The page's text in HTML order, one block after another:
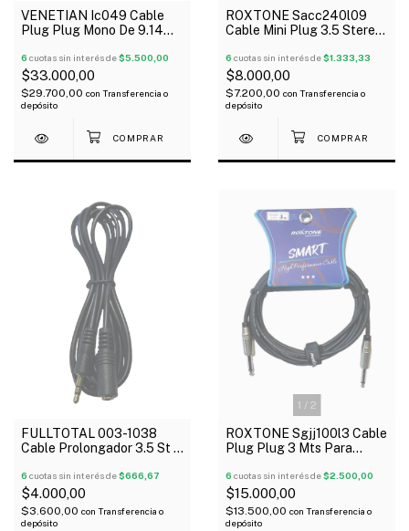
VENETIAN Ic049 Cable
Plug Plug Mono De 9.14
6 cuotas sin interés de$5.500,00
$33.000,00
$29.700,00 con Transferencia o
depósito
ROXTONE Sacc240l09
Cable Mini Plug 3.5 Stereo
6 cuotas sin interés de$1.333,33
$8.000,00
$7.200,00 con Transferencia o
depósito
FULLTOTAL 003-1038
Cable Prolongador 3.5 St A
Extensión
6 cuotas sin interés de$666,67
$4.000,00
$3.600,00 con Transferencia o
depósito
1 / 2
ROXTONE Sgjj100l3 Cable
Plug Plug 3 Mts Para
6 cuotas sin interés de$2.500,00
$15.000,00
$13.500,00 con Transferencia o
depósito